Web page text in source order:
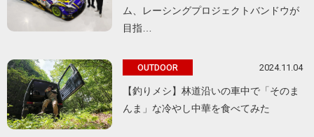
ム、レーシングプロジェクトバンドウが
目指…
OUTDOOR 2024.11.04
【釣りメシ】林道沿いの車中で「そのま
んま」な冷やし中華を食べてみた